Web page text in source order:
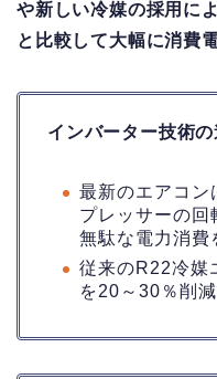
や新しい冷媒の採用に
と比較して大幅に消費
インバーター技術
最新のエアコン
プレッサーの回
無駄な電力消費
従来のR22冷媒
を20～30％削